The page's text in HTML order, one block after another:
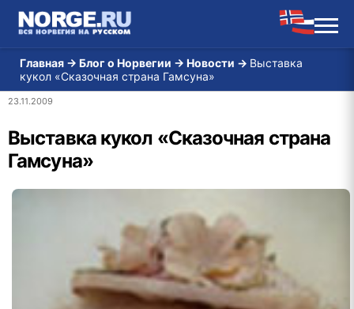
Главная → Блог о Норвегии → Новости → Выставка
кукол «Сказочная страна Гамсуна»
23.11.2009
Выставка кукол «Сказочная страна
Гамсуна»